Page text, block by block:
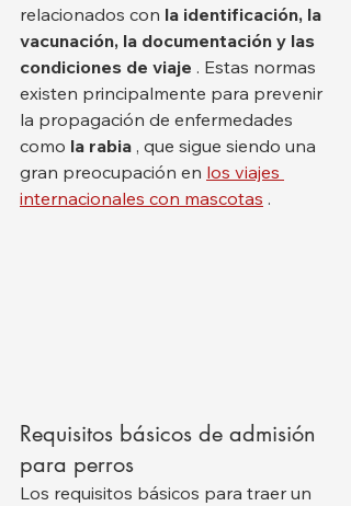
relacionados con la identificación, la
vacunación, la documentación y las
condiciones de viaje . Estas normas
existen principalmente para prevenir
la propagación de enfermedades
como la rabia , que sigue siendo una
gran preocupación en los viajes
internacionales con mascotas .
Requisitos básicos de admisión
para perros
Los requisitos básicos para traer un